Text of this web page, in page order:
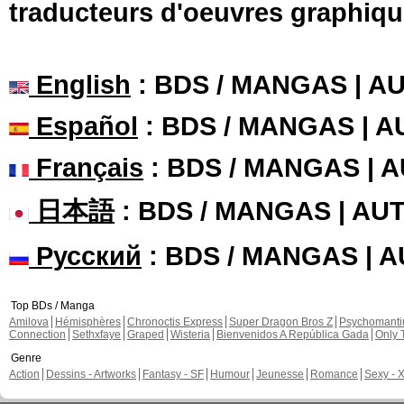
traducteurs d'oeuvres
English : BDS / MANGAS |
Español : BDS / MANGAS |
Français : BDS / MANGAS |
日本語: BDS / MANGAS |
Русский : BDS / MANGAS |
Top BDs / Manga
Amilova
Hémisphères Chronoctis Express Super Dragon Bros Z
Connection Sethxfaye Graped Wisteria Bienvenidos A República Gada Only
Genre
Action
Dessins - Artworks Fantasy - SF Humour Jeunesse Romance Sexy -